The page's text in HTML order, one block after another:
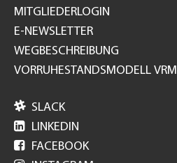
MITGLIEDERLOGIN
E-NEWSLETTER
WEGBESCHREIBUNG
VORRUHESTANDSMODELL VRM
 SLACK
 LINKEDIN
 FACEBOOK